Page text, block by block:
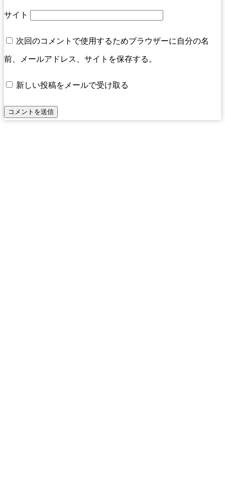
サイト
次回のコメントで使用するためブラウザーに自分の名
前、メールアドレス、サイトを保存する。
新しい投稿をメールで受け取る